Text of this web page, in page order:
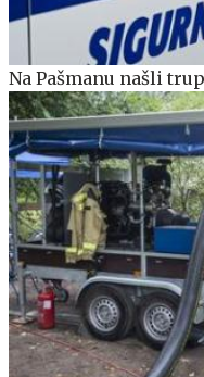
Na Pašmanu našli